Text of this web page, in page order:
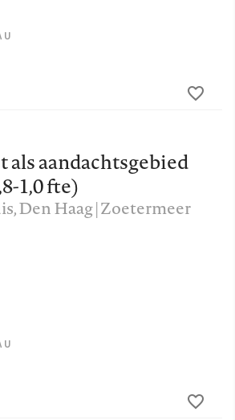
als aandachtsgebied
1,0 fte)
, Den Haag | Zoetermeer